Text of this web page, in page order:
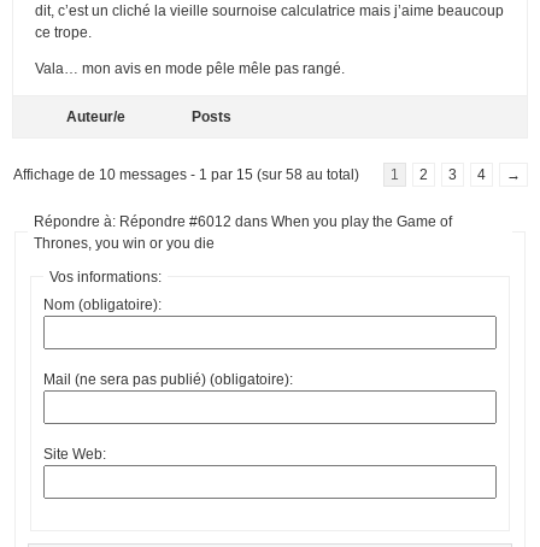
dit, c’est un cliché la vieille sournoise calculatrice mais j’aime beaucoup
ce trope.
Vala… mon avis en mode pêle mêle pas rangé.
Auteur/e Posts
Affichage de 10 messages - 1 par 15 (sur 58 au total) 1 2 3 4 →
Répondre à: Répondre #6012 dans When you play the Game of
Thrones, you win or you die
Vos informations:
Nom (obligatoire):
Mail (ne sera pas publié) (obligatoire):
Site Web: